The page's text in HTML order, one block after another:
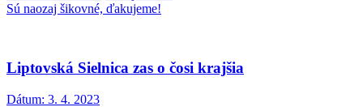
Sú naozaj šikovné, ďakujeme!
Liptovská Sielnica zas o čosi krajšia
Dátum: 3. 4. 2023